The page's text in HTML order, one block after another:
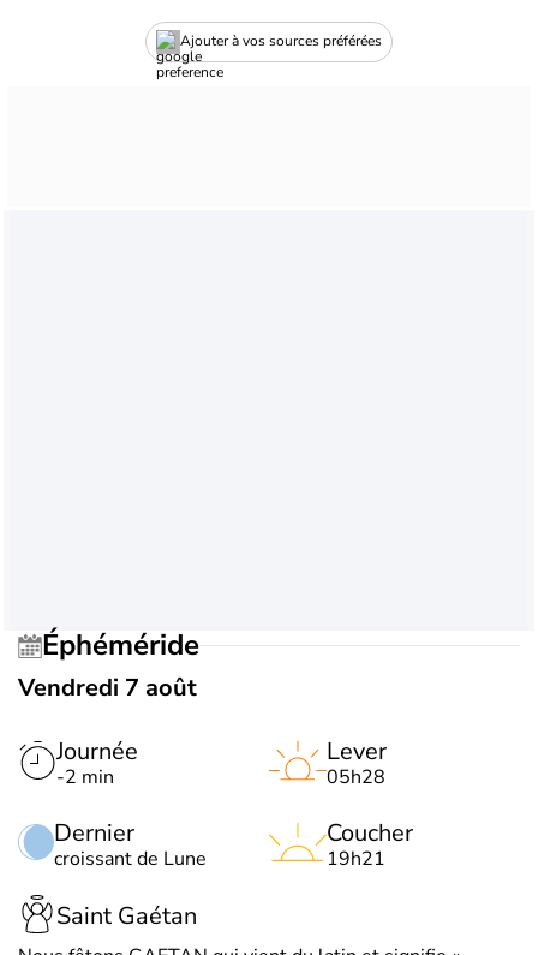
Ajouter à vos sources préférées
Éphéméride
Vendredi 7 août
Journée
-2 min
Dernier
croissant de Lune
Lever
05h28
Coucher
19h21
Saint Gaétan